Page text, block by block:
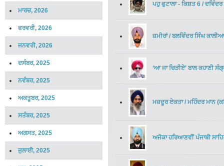
ਮਾਰਚ, 2026
ਫਰਵਰੀ, 2026
ਜਨਵਰੀ, 2026
ਦਸੰਬਰ, 2025
ਨਵੰਬਰ, 2025
ਅਕਤੂਬਰ, 2025
ਸਤੰਬਰ, 2025
ਅਗਸਤ, 2025
ਜੁਲਾਈ, 2025
ਪਹੁ ਫੁਟਾਲਾ - ਕਿਸ਼ਤ 6 / ਦਵਿੰਦਰ
ਜ਼ਮੀਰਾਂ/ ਬਲਵਿੰਦਰ ਸਿੰਘ ਕਾਲੀਆ
‘ਆ ਜਾ ਚਿੜੀਏ’ ਬਾਲ ਕਹਾਣੀ
ਮਜ਼ਦੂਰ ਏਕਤਾ/ ਮਹਿੰਦਰ ਮਾਨ(
ਅਜੋਕਾ ਹਰਿਆਣਵੀਂ ਪੰਜਾਬੀ